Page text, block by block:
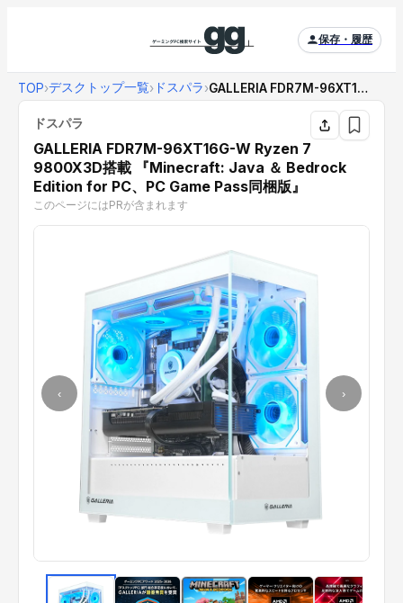
保存・履歴
TOP›デスクトップ一覧› ドスパラ› GALLERIA FDR7M-96XT16G-W ...
ドスパラ
GALLERIA FDR7M-96XT16G-W Ryzen 7
9800X3D搭載 『Minecraft: Java ＆ Bedrock
Edition for PC、PC Game Pass同梱版』
このページにはPRが含まれます
‹ ›